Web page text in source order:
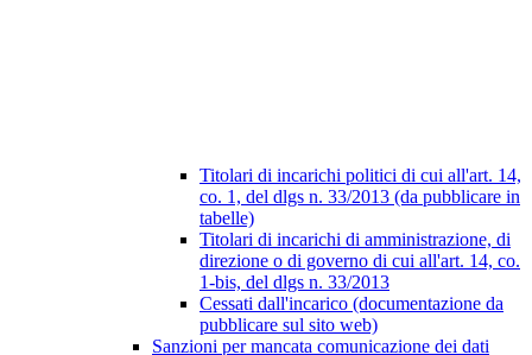
Titolari di incarichi politici di cui all'art. 14,
co. 1, del dlgs n. 33/2013 (da pubblicare in
tabelle)
Titolari di incarichi di amministrazione, di
direzione o di governo di cui all'art. 14, co.
1-bis, del dlgs n. 33/2013
Cessati dall'incarico (documentazione da
pubblicare sul sito web)
Sanzioni per mancata comunicazione dei dati